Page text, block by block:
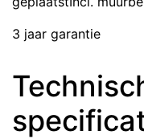
3 jaar garantie